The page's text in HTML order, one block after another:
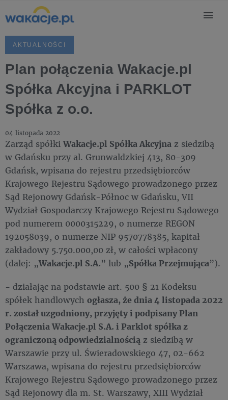
AKTUALNOŚCI
Plan połączenia Wakacje.pl
Spółka Akcyjna i PARKLOT
Spółka z o.o.
04 listopada 2022
Zarząd spółkiWakacje.pl Spółka Akcyjna z siedzibą
w Gdańsku przy al. Grunwaldzkiej 413, 80-309
Gdańsk, wpisana do rejestru przedsiębiorców
Krajowego Rejestru Sądowego prowadzonego przez
Sąd Rejonowy Gdańsk-Północ w Gdańsku, VII
Wydział Gospodarczy Krajowego Rejestru Sądowego
pod numerem 0000315229, o numerze REGON
192058039, o numerze NIP 9570778385, kapitał
zakładowy 5.750.000,00 zł, w całości wpłacony
(dalej: „Wakacje.pl S.A.” lub „Spółka Przejmująca”).
- działając na podstawie art. 500 § 21 Kodeksu
spółek handlowych ogłasza, że dnia 4 listopada 2022
r. został uzgodniony, przyjęty i podpisany Plan
Połączenia Wakacje.pl S.A. i Parklot spółka z
ograniczoną odpowiedzialnością z siedzibą w
Warszawie przy ul. Świeradowskiego 47, 02-662
Warszawa, wpisana do rejestru przedsiębiorców
Krajowego Rejestru Sądowego prowadzonego przez
Sąd Rejonowy dla m. St. Warszawy, XIII Wydział